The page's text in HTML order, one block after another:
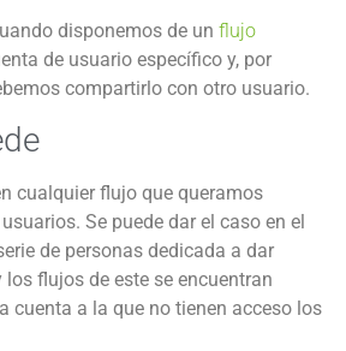
disponemos de un flujo
de usuario específico y, por
compartirlo con otro usuario.
cualquier flujo que queramos
Se puede dar el caso en el
de personas dedicada a dar
flujos de este se encuentran
cuenta a la que no tienen acceso los